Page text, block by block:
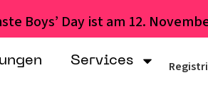
Boys’ Day ist am 12.
Services